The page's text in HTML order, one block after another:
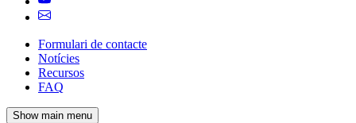
Navegació
principal
de
Formulari de contacte
Notícies
Recursos
FAQ
Show main menu